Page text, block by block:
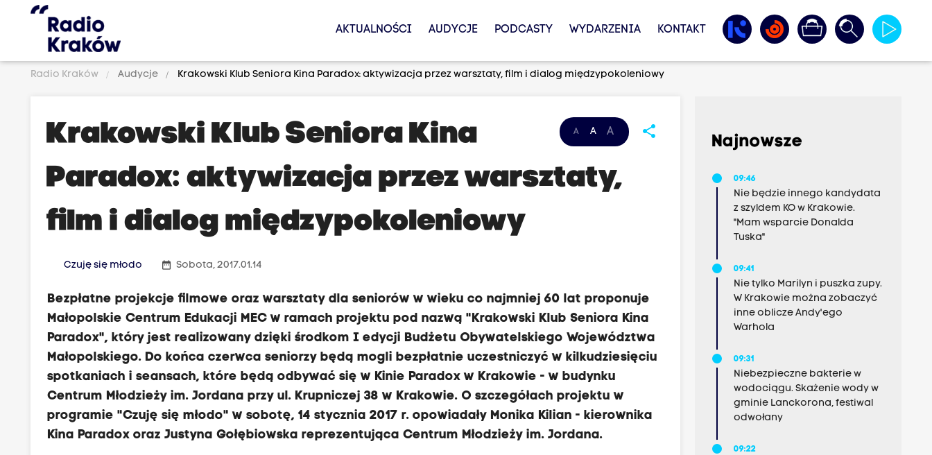
AKTUALNOŚCI AUDYCJE PODCASTY WYDARZENIA KONTAKT
Radio Kraków Audycje Krakowski Klub Seniora Kina Paradox: aktywizacja przez warsztaty, film i dialog międzypokoleniowy
A A A share
Krakowski Klub Seniora Kina
Paradox: aktywizacja przez warsztaty,
film i dialog międzypokoleniowy
Czuję się młodo date_range Sobota, 2017.01.14
Bezpłatne projekcje filmowe oraz warsztaty dla seniorów w wieku co najmniej 60 lat proponuje
Małopolskie Centrum Edukacji MEC w ramach projektu pod nazwą "Krakowski Klub Seniora Kina
Paradox", który jest realizowany dzięki środkom I edycji Budżetu Obywatelskiego Województwa
Małopolskiego. Do końca czerwca seniorzy będą mogli bezpłatnie uczestniczyć w kilkudziesięciu
spotkaniach i seansach, które będą odbywać się w Kinie Paradox w Krakowie - w budynku
Centrum Młodzieży im. Jordana przy ul. Krupniczej 38 w Krakowie. O szczegółach projektu w
programie "Czuję się młodo" w sobotę, 14 stycznia 2017 r. opowiadały Monika Kilian - kierownika
Kina Paradox oraz Justyna Gołębiowska reprezentująca Centrum Młodzieży im. Jordana.
Najnowsze
09:46
Nie będzie innego kandydata
z szyldem KO w Krakowie.
"Mam wsparcie Donalda
Tuska"
09:41
Nie tylko Marilyn i puszka zupy.
W Krakowie można zobaczyć
inne oblicze Andy'ego
Warhola
09:31
Niebezpieczne bakterie w
wodociągu. Skażenie wody w
gminie Lanckorona, festiwal
odwołany
09:22